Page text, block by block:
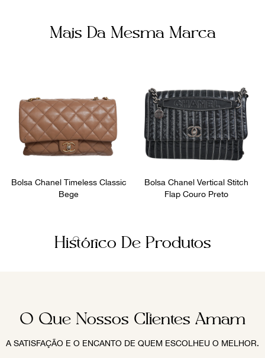
Mais Da Mesma Marca
Bolsa Chanel Timeless Classic
Bege
Bolsa Chanel Vertical Stitch
Flap Couro Preto
Histórico De Produtos
O Que Nossos Clientes Amam
A SATISFAÇÃO E O ENCANTO DE QUEM ESCOLHEU O MELHOR.